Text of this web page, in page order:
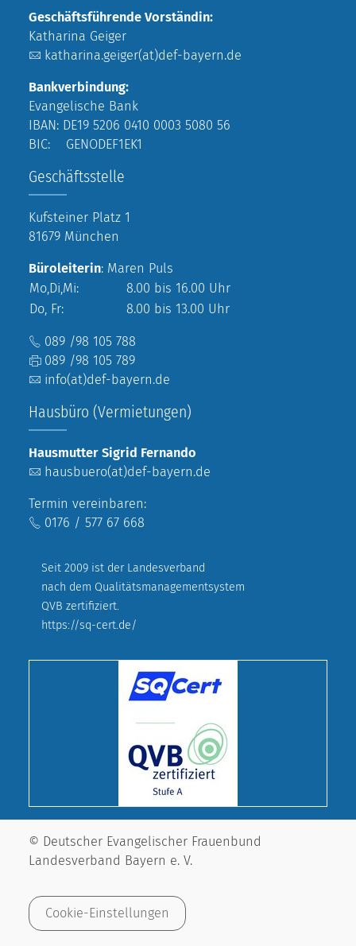
Geschäftsführende Vorständin:
Katharina Geiger
katharina.geiger(at)def-bayern.de
Bankverbindung:
Evangelische Bank
IBAN: DE19 5206 0410 0003 5080 56
BIC: GENODEF1EK1
Geschäftsstelle
Kufsteiner Platz 1
81679 München
Büroleiterin: Maren Puls
Mo,Di,Mi:
8.00 bis 16.00 Uhr
Do, Fr:
8.00 bis 13.00 Uhr
089 /98 105 788
089 /98 105 789
info(at)def-bayern.de
Hausbüro (Vermietungen)
Hausmutter Sigrid Fernando
hausbuero(at)def-bayern.de
Termin vereinbaren:
0176 / 577 67 668
Seit 2009 ist der Landesverband
nach dem Qualitätsmanagementsystem
QVB zertifiziert.
https://sq-cert.de/
© Deutscher Evangelischer Frauenbund
Landesverband Bayern e. V.
Cookie-Einstellungen